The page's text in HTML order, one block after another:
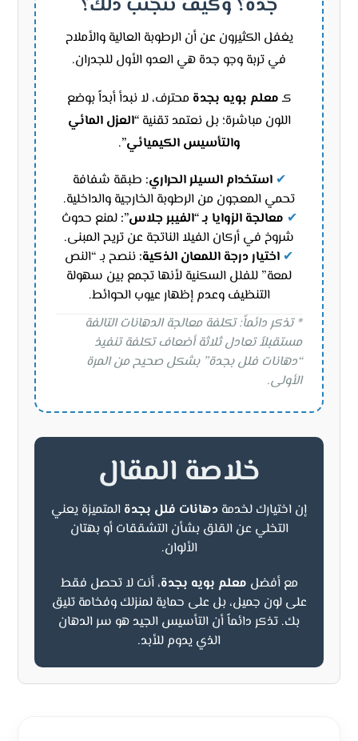
جدة؟ وكيف نتجنب ذلك؟
يغفل الكثيرون عن أن الرطوبة العالية والأملاح
في تربة وجو جدة هي العدو الأول للجدران.
كـمعلم بويه بجدة محترف، لا نبدأ أبداً بوضع
اللون مباشرة؛ بل نعتمد تقنية“العزل المائي
والتأسيس الكيميائي”.
✔ استخدام السيلر الحراري: طبقة شفافة
تحمي المعجون من الرطوبة الخارجية والداخلية.
✔ معالجة الزوايا بـ “الفيبر جلاس”: لمنع حدوث
شروخ في أركان الفيلا الناتجة عن تريح المبنى.
✔ اختيار درجة اللمعان الذكية: ننصح بـ “النص
لمعة” للفلل السكنية لأنها تجمع بين سهولة
التنظيف وعدم إظهار عيوب الحوائط.
* تذكر دائماً: تكلفة معالجة الدهانات التالفة
مستقبلاً تعادل ثلاثة أضعاف تكلفة تنفيذ
“دهانات فلل بجدة” بشكل صحيح من المرة
الأولى.
خلاصة المقال
إن اختيارك لخدمة دهانات فلل بجدة المتميزة يعني
التخلي عن القلق بشأن التشققات أو بهتان
الألوان.
مع أفضل معلم بويه بجدة، أنت لا تحصل فقط
على لون جميل، بل على حماية لمنزلك وفخامة تليق
بك. تذكر دائماً أن التأسيس الجيد هو سر الدهان
الذي يدوم للأبد.